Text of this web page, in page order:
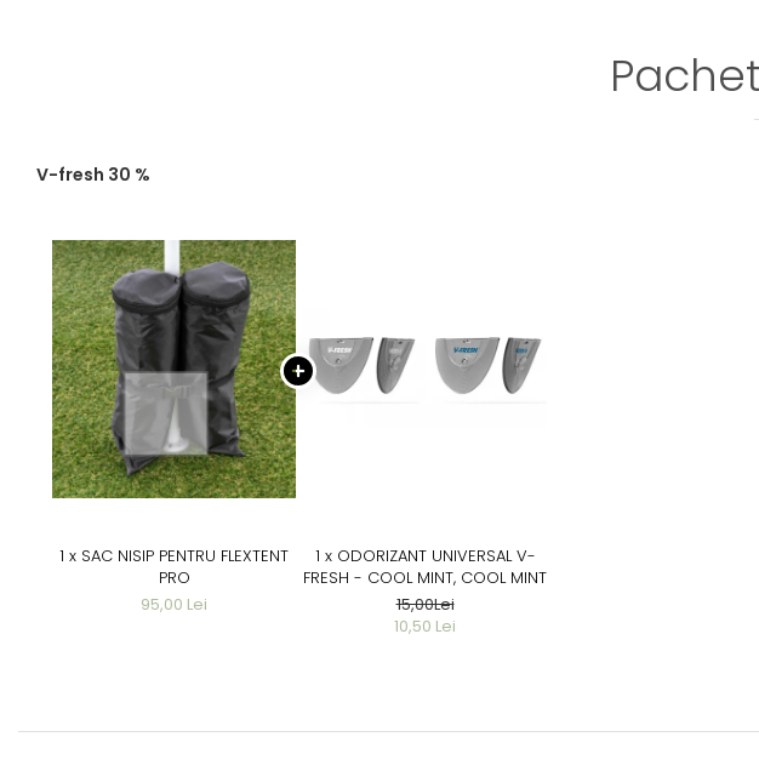
V-fresh 30 %
1 x SAC NISIP PENTRU FLEXTENT
PRO
95,00 Lei
1 x ODORIZANT UNIVERSAL V-
FRESH - COOL MINT, COOL MINT
15,00Lei
10,50 Lei